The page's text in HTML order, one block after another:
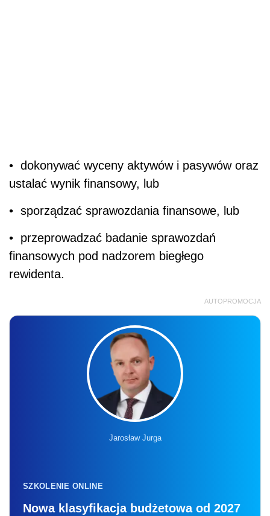
• dokonywać wyceny aktywów i pasywów oraz
ustalać wynik finansowy, lub
• sporządzać sprawozdania finansowe, lub
• przeprowadzać badanie sprawozdań
finansowych pod nadzorem biegłego
rewidenta.
AUTOPROMOCJA
Jarosław Jurga
SZKOLENIE ONLINE
Nowa klasyfikacja budżetowa od 2027